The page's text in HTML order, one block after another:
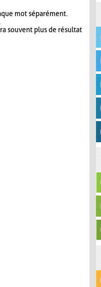
mot séparément.
souvent plus de résultat